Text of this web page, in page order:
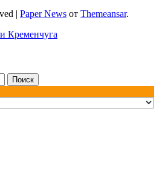
| Paper News от Themeansar.
Кременчуга